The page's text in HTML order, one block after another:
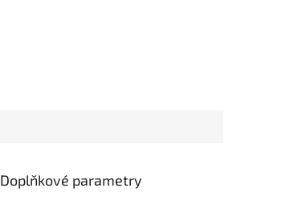
Doplňkové parametry